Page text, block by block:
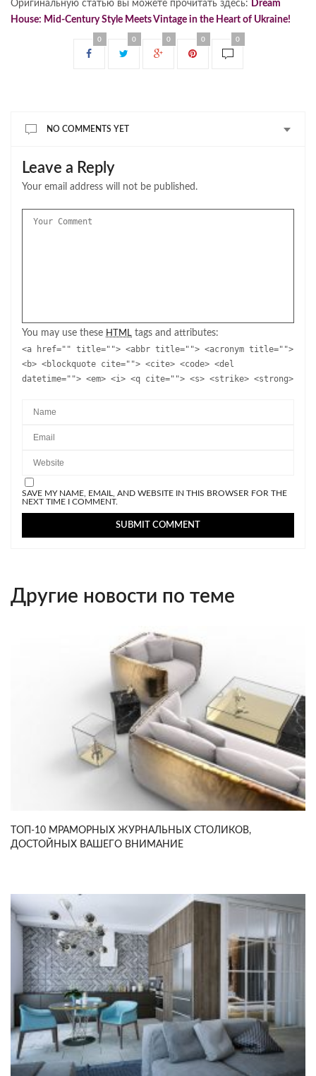
Оригинальную статью вы можете прочитать здесь: Dream
House: Mid-Century Style Meets Vintage in the Heart of Ukraine!
0 0 0 0 0
NO COMMENTS YET
Leave a Reply
Your email address will not be published.
You may use these HTML tags and attributes:
<a href="" title=""> <abbr title=""> <acronym title="">
<b> <blockquote cite=""> <cite> <code> <del
datetime=""> <em> <i> <q cite=""> <s> <strike> <strong>
SAVE MY NAME, EMAIL, AND WEBSITE IN THIS BROWSER FOR THE
NEXT TIME I COMMENT.
Другие новости по теме
ТОП-10 МРАМОРНЫХ ЖУРНАЛЬНЫХ СТОЛИКОВ,
ДОСТОЙНЫХ ВАШЕГО ВНИМАНИЕ